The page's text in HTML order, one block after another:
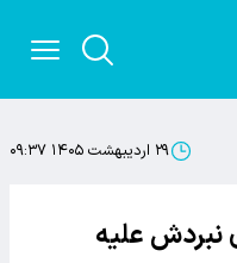
۲۹ اردیبهشت ۱۴۰۵ ۰۹:۳۷
نبردش علیه